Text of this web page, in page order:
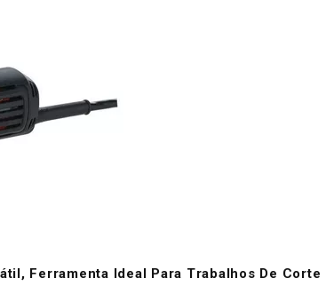
Ferramenta Ideal Para Trabalhos De Corte